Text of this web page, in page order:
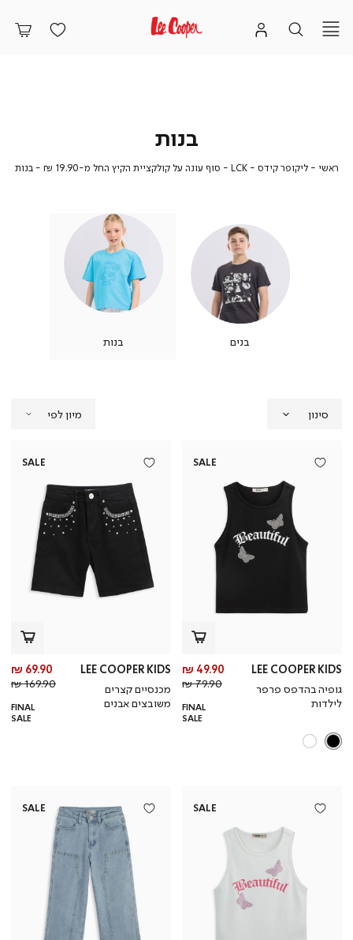
בנות
ראשי ראשי
ליקופר קידס ליקופר
LCK - סוף עונה על קולקציית הקיץ החל מ-19.90 ₪
LCKבנות
בנים בנות
סינון
SALE
LEE COOPER KIDS
גופיה בהדפס פרפר
לילדות
מחיר
מוצר
49.90 ₪
מחיר
רגיל
79.90 ₪
FINAL
SALE
SALE
LEE COOPER KIDS
מכנסיים קצרים
משובצים אבנים
69.90 ₪
169.90 ₪
FINAL
SALE
SALE
SALE